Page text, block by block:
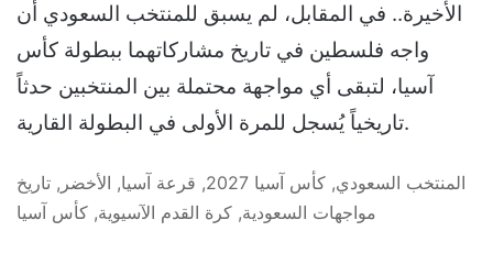
الأخيرة.. في المقابل، لم يسبق للمنتخب السعودي أن
واجه فلسطين في تاريخ مشاركاتهما ببطولة كأس
آسيا، لتبقى أي مواجهة محتملة بين المنتخبين حدثاً
تاريخياً يُسجل للمرة الأولى في البطولة القارية.
المنتخب السعودي, كأس آسيا 2027, قرعة آسيا, الأخضر, تاريخ
مواجهات السعودية, كرة القدم الآسيوية, كأس آسيا